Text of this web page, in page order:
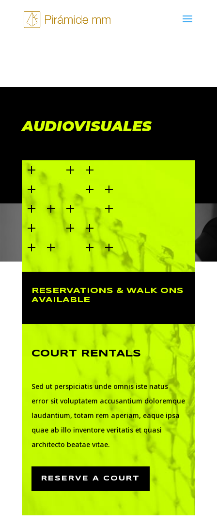
AUDIOVISUALES
RESERVATIONS & WALK ONS
AVAILABLE
COURT RENTALS
Sed ut perspiciatis unde omnis iste natus
error sit voluptatem accusantium doloremque
laudantium, totam rem aperiam, eaque ipsa
quae ab illo inventore veritatis et quasi
architecto beatae vitae.
RESERVE A COURT